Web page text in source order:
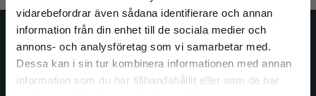
vidarebefordrar även sådana identifierare och annan
information från din enhet till de sociala medier och
annons- och analysföretag som vi samarbetar med.
Dessa kan i sin tur kombinera informationen med annan
information som du har tillhandahållit eller som de har
Begränsad fraktregion
Det verkar som att du besöker
Studentlitteratur
Studentlitteratur grundades 1963 och är idag Sveriges